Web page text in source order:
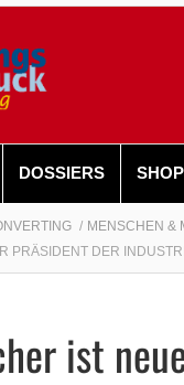
DOSSIERS SHOP
MENSCHEN &
PRÄSIDENT DER
ist